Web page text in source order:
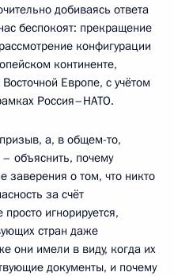
добиваясь ответа
беспокоят: прекращение
конфигурации
континенте,
Европе, с учётом
Россия–НАТО.
а, в общем-то,
объяснить, почему
заверения о том, что никто
за счёт
игнорируется,
стран даже
они имели в виду, когда их
документы, и почему